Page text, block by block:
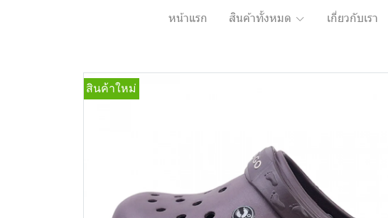
หน้าแรก สินค้าทั้งหมด เกี่ยวกับเรา
สินค้าใหม่